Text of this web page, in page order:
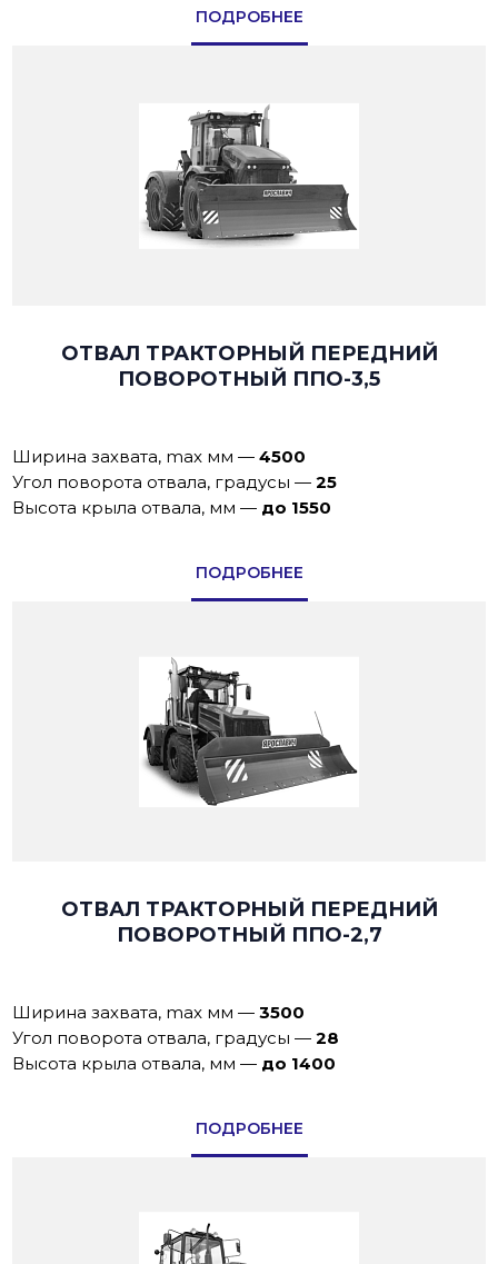
ПОДРОБНЕЕ
ОТВАЛ ТРАКТОРНЫЙ ПЕРЕДНИЙ
ПОВОРОТНЫЙ ППО-3,5
Ширина захвата, max мм —4500
Угол поворота отвала, градусы —25
Высота крыла отвала, мм — до 1550
ПОДРОБНЕЕ
ОТВАЛ ТРАКТОРНЫЙ ПЕРЕДНИЙ
ПОВОРОТНЫЙ ППО-2,7
Ширина захвата, max мм —3500
Угол поворота отвала, градусы —28
Высота крыла отвала, мм — до 1400
ПОДРОБНЕЕ